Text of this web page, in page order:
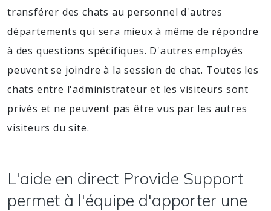
transférer des chats au personnel d'autres
départements qui sera mieux à même de répondre
à des questions spécifiques. D'autres employés
peuvent se joindre à la session de chat. Toutes les
chats entre l'administrateur et les visiteurs sont
privés et ne peuvent pas être vus par les autres
visiteurs du site.
L'aide en direct Provide Support
permet à l'équipe d'apporter une